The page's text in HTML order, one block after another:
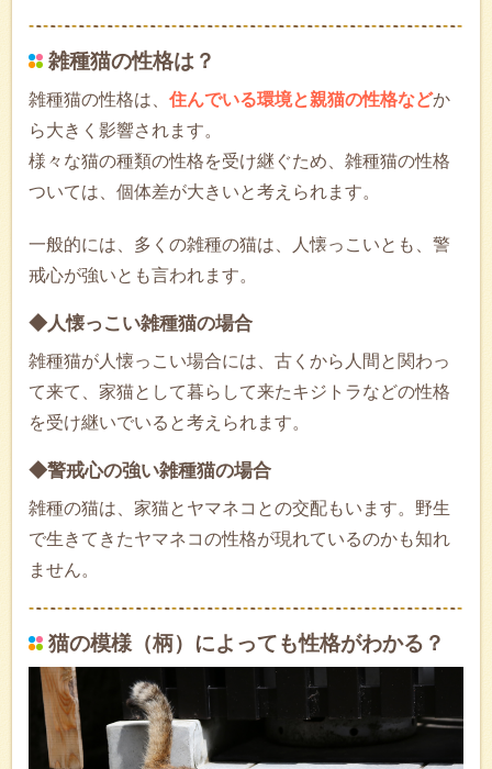
雑種猫の性格は？
雑種猫の性格は、 住んでいる環境と親猫の性格などか
ら大きく影響されます。
様々な猫の種類の性格を受け継ぐため、雑種猫の性格
ついては、個体差が大きいと考えられます。
一般的には、多くの雑種の猫は、人懐っこいとも、警
戒心が強いとも言われます。
◆人懐っこい雑種猫の場合
雑種猫が人懐っこい場合には、古くから人間と関わっ
て来て、家猫として暮らして来たキジトラなどの性格
を受け継いでいると考えられます。
◆警戒心の強い雑種猫の場合
雑種の猫は、家猫とヤマネコとの交配もいます。野生
で生きてきたヤマネコの性格が現れているのかも知れ
ません。
猫の模様（柄）によっても性格がわかる？